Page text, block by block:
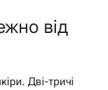
від
Дві-тричі